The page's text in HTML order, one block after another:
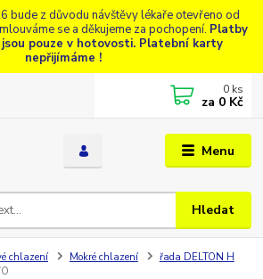
bude z důvodu návštěvy lékaře otevřeno od
se a děkujeme za pochopení. Platby
jsou pouze v hotovosti. Platební karty
nepřijímáme !
Menu
Hledat
0 ks
za 0 Kč
chlazení Mokré chlazení
řada DELTON H